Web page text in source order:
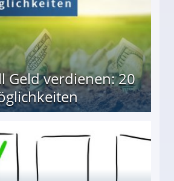
Geld verdienen: 20